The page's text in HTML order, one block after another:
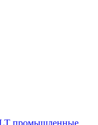
промышленные